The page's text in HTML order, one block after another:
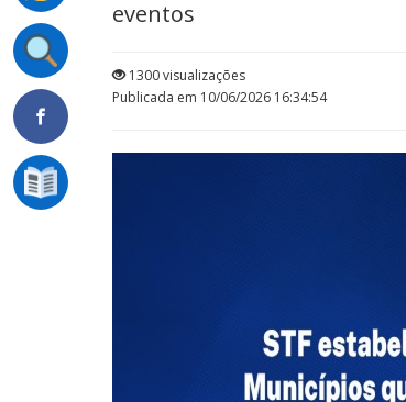
eventos
1300 visualizações
Publicada em 10/06/2026 16:34:54